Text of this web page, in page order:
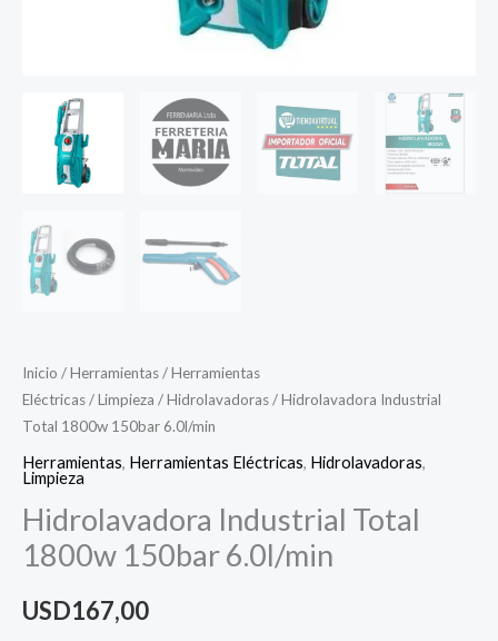
Inicio /Herramientas/Herramientas
Eléctricas/Limpieza /Hidrolavadoras/ Hidrolavadora Industrial
Total 1800w 150bar 6.0l/min
Herramientas, Herramientas Eléctricas, Hidrolavadoras,
Limpieza
Hidrolavadora Industrial Total
1800w 150bar 6.0l/min
USD167,00